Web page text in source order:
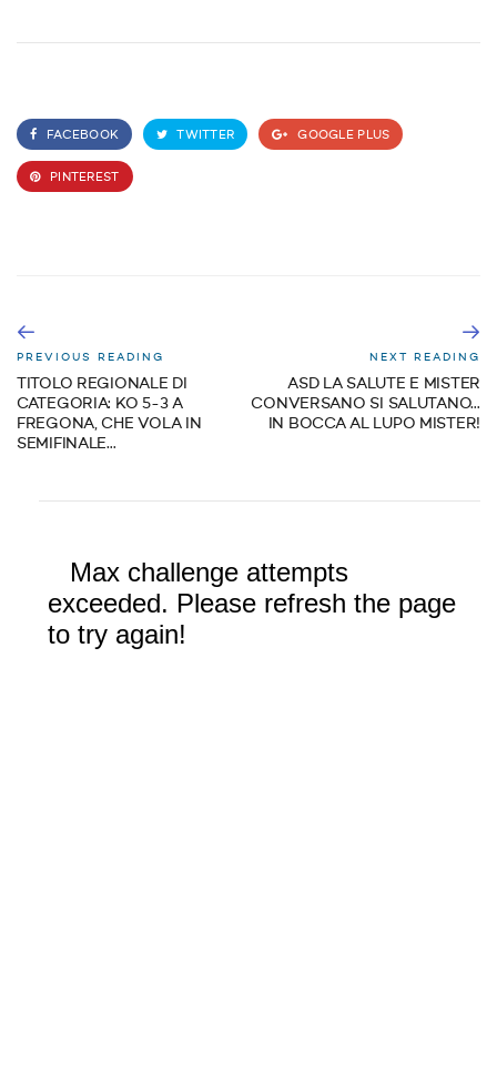
FACEBOOK TWITTER GOOGLE PLUS
PINTEREST
PREVIOUS READING
TITOLO REGIONALE DI
CATEGORIA: KO 5-3 A
FREGONA, CHE VOLA IN
SEMIFINALE…
NEXT READING
ASD LA SALUTE E MISTER
CONVERSANO SI SALUTANO…
IN BOCCA AL LUPO MISTER!